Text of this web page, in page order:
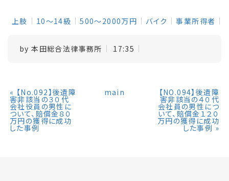
上肢 10～14級 500～2000万円 バイク 事業所得者
by本田総合法律事務所 17:35
« 【No.092】後遺障
害非該当の３０代
会社役員の男性に
ついて、賠償金８０
万円の獲得に成功
した事例
main 【NO.094】後遺障
害非該当の４０代
会社員の男性につ
いて、賠償金１２０
万円の獲得に成功
した事例 »